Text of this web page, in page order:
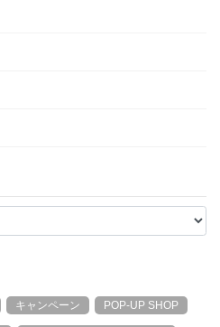
キャンペーン POP-UP SHOP